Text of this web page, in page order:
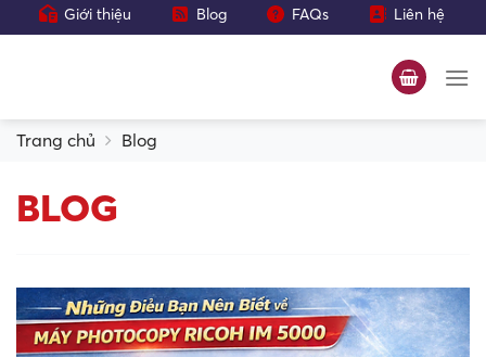
qua
Giới thiệu Blog FAQs Liên hệ
Trang chủ Blog
BLOG